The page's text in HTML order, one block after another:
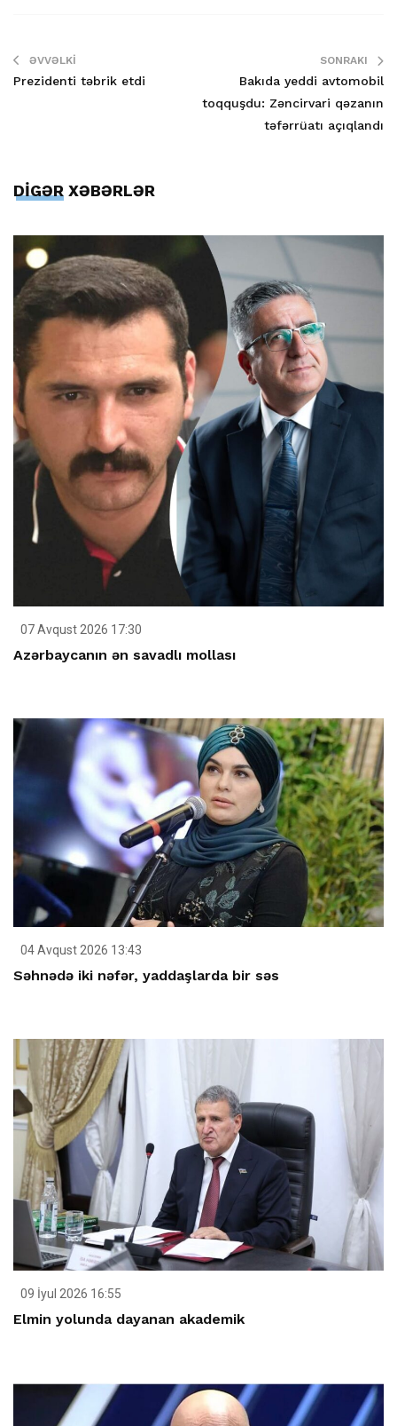
ƏVVƏLKI
Prezidenti təbrik etdi
SONRAKI
Bakıda yeddi avtomobil
toqquşdu: Zəncirvari qəzanın
təfərrüatı açıqlandı
DİGƏR XƏBƏRLƏR
07 Avqust 2026 17:30
Azərbaycanın ən savadlı mollası
04 Avqust 2026 13:43
Səhnədə iki nəfər, yaddaşlarda bir səs
09 İyul 2026 16:55
Elmin yolunda dayanan akademik